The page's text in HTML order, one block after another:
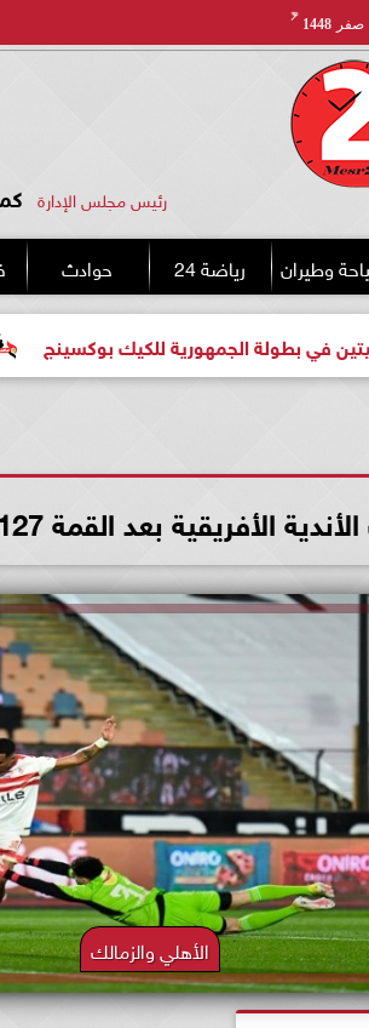
صفر 1448
هـ
رئيس مجلس الإدارة
وطيران رياضة 24 حوادث
تهنئة للكيك بوكسينج
بعد القمة 127.. موقف الأهلي والزمالك
الأهلي والزمالك